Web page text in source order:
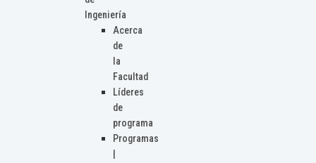
Ingeniería
Acerca
de
la
Facultad
Líderes
de
programa
Programas